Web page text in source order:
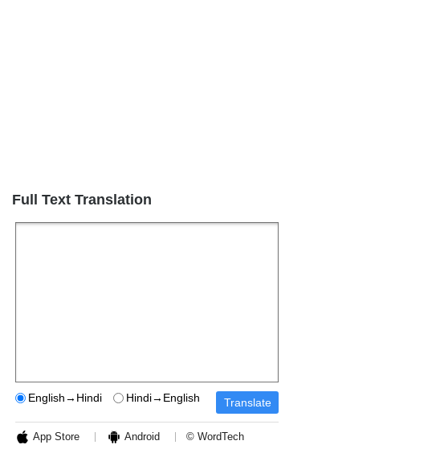
Full Text Translation
English→Hindi Hindi→English
App Store Android © WordTech